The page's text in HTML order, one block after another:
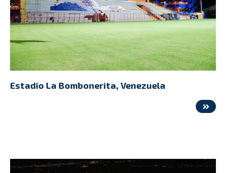
Estadio La Bombonerita, Venezuela